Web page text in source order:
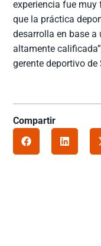
experiencia fue muy
que la práctica
desarrolla en base
altamente
gerente deportivo
Compartir